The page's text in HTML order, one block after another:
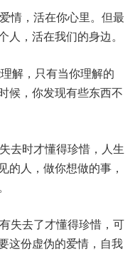
情，活在你心里。但最
，活在我们的身边。
解，只有当你理解的
候，你发现有些东西不
去时才懂得珍惜，人生
的人，做你想做的事，
失去了才懂得珍惜，可
这份虚伪的爱情，自我